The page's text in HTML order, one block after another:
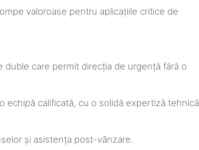
valoroase pentru aplicațiile critice de
care permit direcția de urgență fără o
echipă calificată, cu o solidă expertiză tehnică
și asistența post-vânzare.